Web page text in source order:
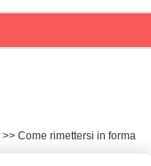
Come rimettersi in forma